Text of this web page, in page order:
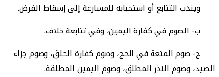
ويندب التتابع أو استحبابه للمسارعة إلى إسقاط الفرض.
ب- الصوم في كفارة اليمين، وفي تتابعة خلاف.
ج- صوم المتعة في الحج، وصوم كفارة الحلق، وصوم جزاء
الصيد، وصوم النذر المطلق، وصوم اليمين المطلقة.